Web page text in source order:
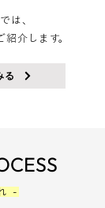
は、
介します。
る
-